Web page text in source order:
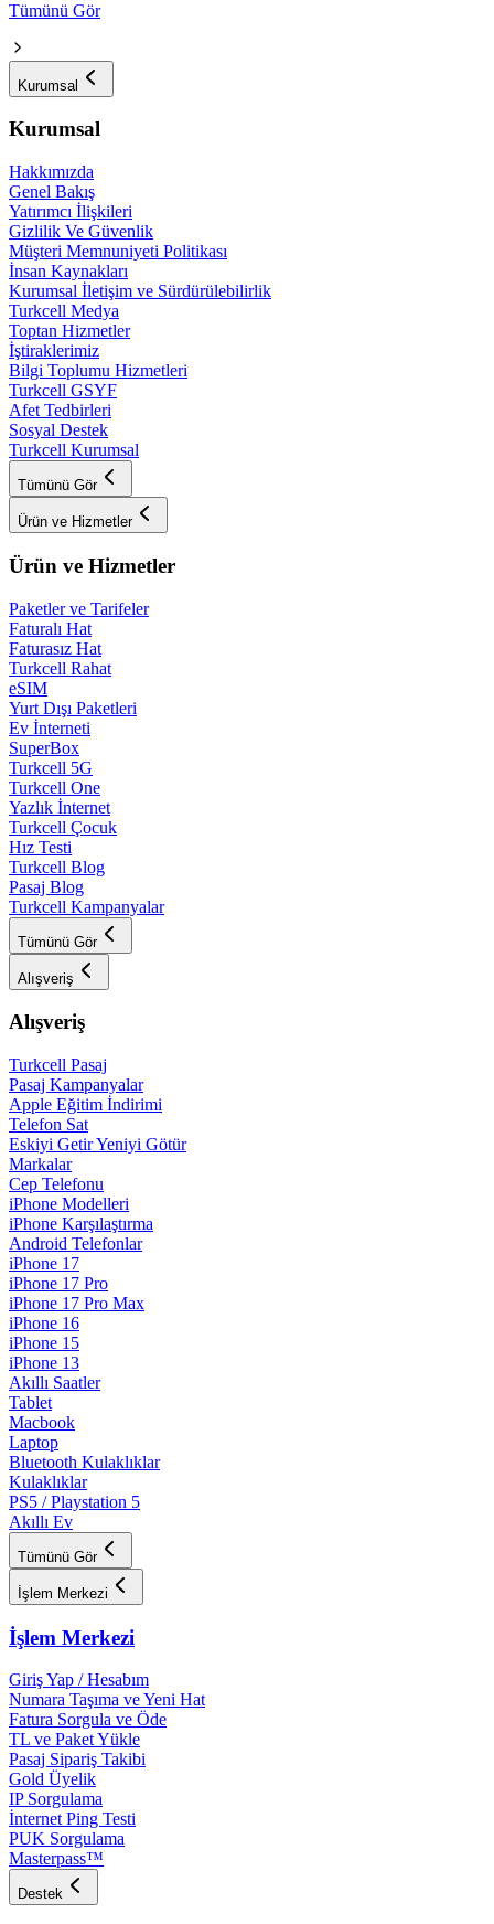
Tümünü Gör
Kurumsal
Kurumsal
Hakkımızda
Genel Bakış
Yatırımcı İlişkileri
Gizlilik Ve Güvenlik
Müşteri Memnuniyeti Politikası
İnsan Kaynakları
Kurumsal İletişim ve Sürdürülebilirlik
Turkcell Medya
Toptan Hizmetler
İştiraklerimiz
Bilgi Toplumu Hizmetleri
Turkcell GSYF
Afet Tedbirleri
Sosyal Destek
Turkcell Kurumsal
Tümünü Gör
Ürün ve Hizmetler
Ürün ve Hizmetler
Paketler ve Tarifeler
Faturalı Hat
Faturasız Hat
Turkcell Rahat
eSIM
Yurt Dışı Paketleri
Ev İnterneti
SuperBox
Turkcell 5G
Turkcell One
Yazlık İnternet
Turkcell Çocuk
Hız Testi
Turkcell Blog
Pasaj Blog
Turkcell Kampanyalar
Tümünü Gör
Alışveriş
Alışveriş
Turkcell Pasaj
Pasaj Kampanyalar
Apple Eğitim İndirimi
Telefon Sat
Eskiyi Getir Yeniyi Götür
Markalar
Cep Telefonu
iPhone Modelleri
iPhone Karşılaştırma
Android Telefonlar
iPhone 17
iPhone 17 Pro
iPhone 17 Pro Max
iPhone 16
iPhone 15
iPhone 13
Akıllı Saatler
Tablet
Macbook
Laptop
Bluetooth Kulaklıklar
Kulaklıklar
PS5 / Playstation 5
Akıllı Ev
Tümünü Gör
İşlem Merkezi
İşlem Merkezi
Giriş Yap / Hesabım
Numara Taşıma ve Yeni Hat
Fatura Sorgula ve Öde
TL ve Paket Yükle
Pasaj Sipariş Takibi
Gold Üyelik
IP Sorgulama
İnternet Ping Testi
PUK Sorgulama
Masterpass™
Destek